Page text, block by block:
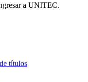
a UNITEC.
títulos